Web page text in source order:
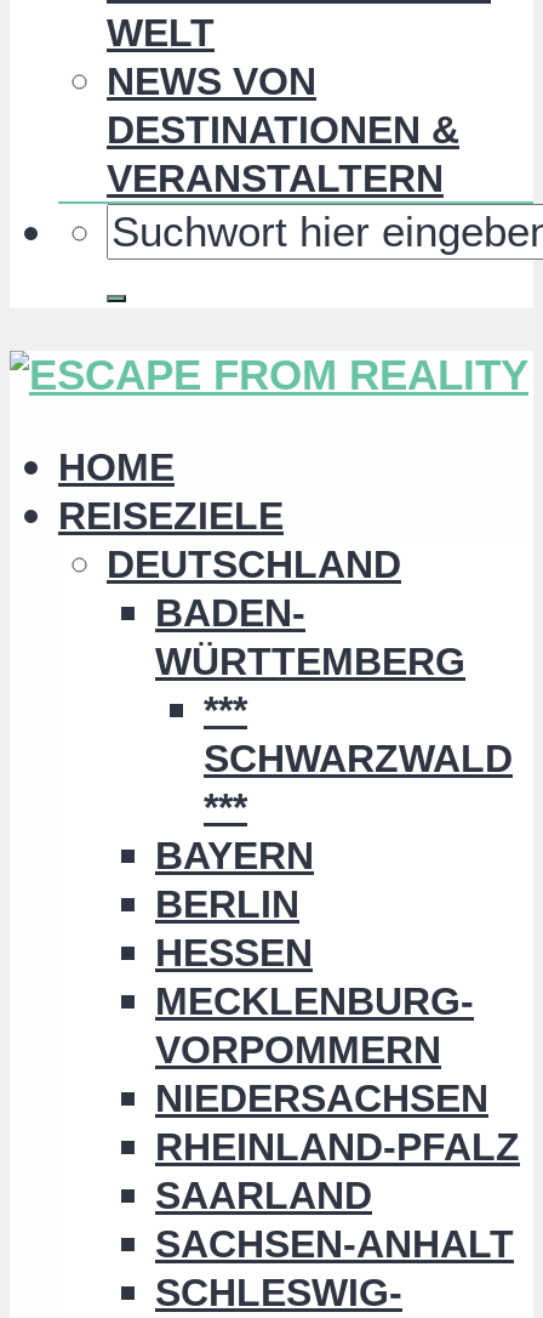
WELT
NEWS VON
DESTINATIONEN &
VERANSTALTERN
HOME
REISEZIELE
DEUTSCHLAND
BADEN-
WÜRTTEMBERG
***
SCHWARZWALD
***
BAYERN
BERLIN
HESSEN
MECKLENBURG-
VORPOMMERN
NIEDERSACHSEN
RHEINLAND-PFALZ
SAARLAND
SACHSEN-ANHALT
SCHLESWIG-